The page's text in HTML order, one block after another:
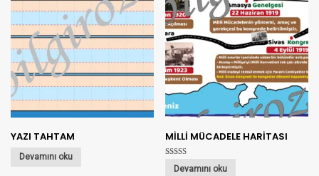
YAZI TAHTAM
Devamını oku
MİLLİ MÜCADELE HARİTASI
5 üzerinden
5.00Devamını oku